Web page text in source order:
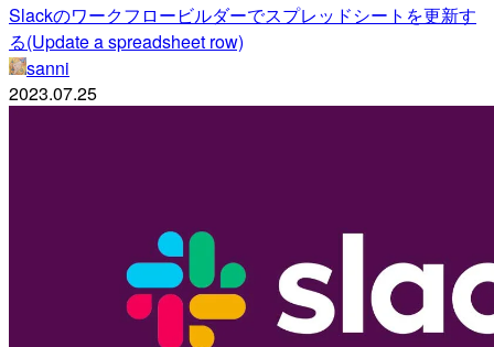
Slackのワークフロービルダーでスプレッドシートを更新す
る(Update a spreadsheet row)
sanni
2023.07.25